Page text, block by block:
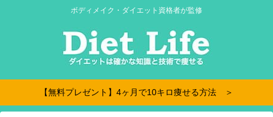
ボディメイク・ダイエット資格者が監修
【無料プレゼント】4ヶ月で10キロ痩せる方法 ＞